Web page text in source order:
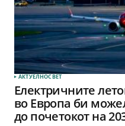
АКТУЕЛНОСВЕТ
Електричните
во Европа би
до почетокот на